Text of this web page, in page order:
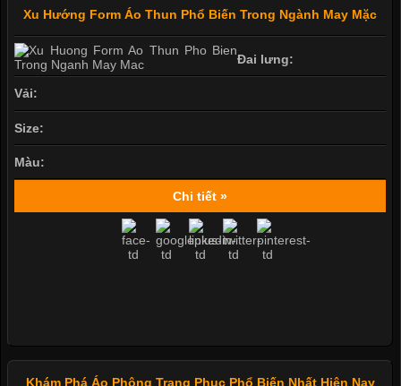
Xu Hướng Form Áo Thun Phổ Biến Trong Ngành May Mặc
Đai lưng:
Vải:
Size:
Màu:
Chi tiết »
Khám Phá Áo Phông Trang Phục Phổ Biến Nhất Hiện Nay